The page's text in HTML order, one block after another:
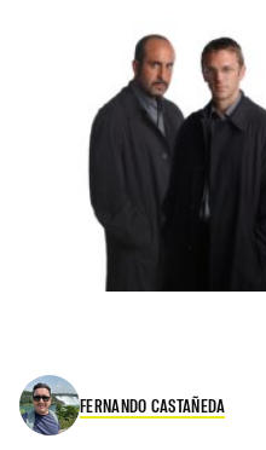
FERNANDO CASTAÑEDA